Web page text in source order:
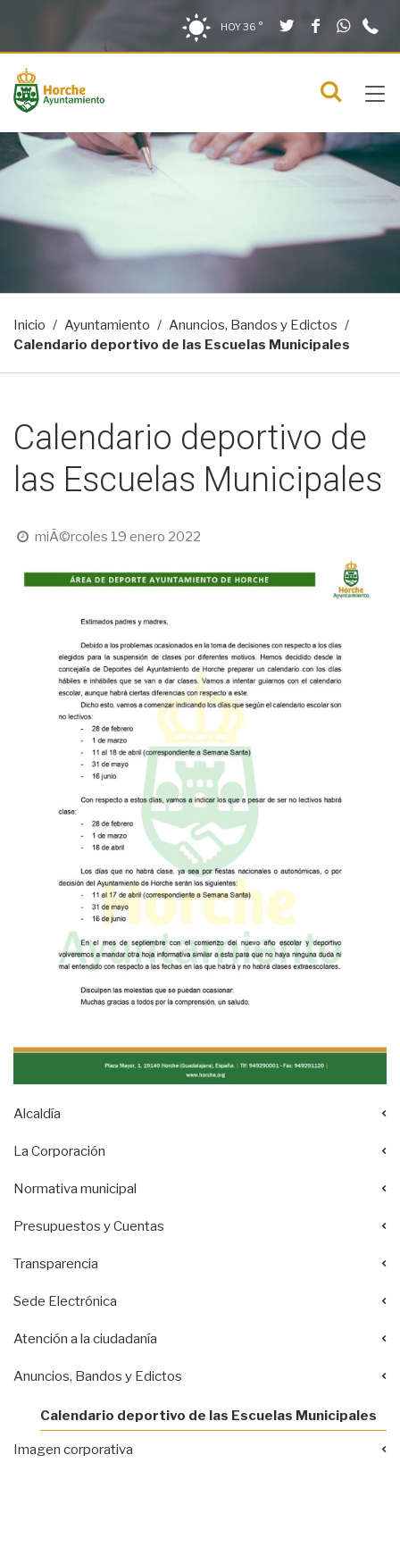
HOY36 ° TwitterFacebook
menú
Inicio Ayuntamiento
Anuncios, Bandos y Edictos
Calendario deportivo de las Escuelas Municipales
Calendario deportivo de
las Escuelas Municipales
miÃ©rcoles 19 enero 2022
Alcaldía
La Corporación
Normativa municipal
Presupuestos y Cuentas
Transparencia
Sede Electrónica
Atención a la ciudadanía
Anuncios, Bandos y Edictos
Calendario deportivo de las Escuelas Municipales
Imagen corporativa